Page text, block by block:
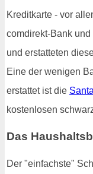
Kreditkarte - vor
comdirekt-Bank
und erstatteten
Eine der wenigen
erstattet ist die
kostenlosen
Das
Der "einfachste"